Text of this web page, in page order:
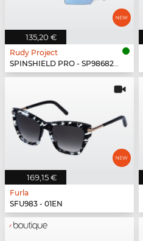
135,20 €
Rudy Project
SPINSHIELD PRO - SP986822-N000
169,15 €
Furla
SFU983 - 01EN